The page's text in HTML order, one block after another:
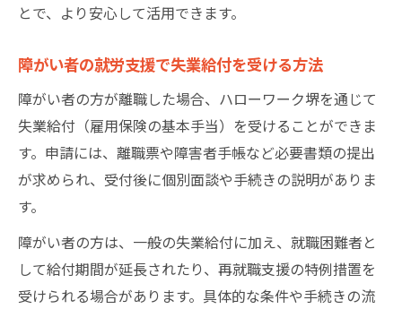
とで、より安心して活用できます。
障がい者の就労支援で失業給付を受ける方法
障がい者の方が離職した場合、ハローワーク堺を通じて
失業給付（雇用保険の基本手当）を受けることができま
す。申請には、離職票や障害者手帳など必要書類の提出
が求められ、受付後に個別面談や手続きの説明がありま
す。
障がい者の方は、一般の失業給付に加え、就職困難者と
して給付期間が延長されたり、再就職支援の特例措置を
受けられる場合があります。具体的な条件や手続きの流